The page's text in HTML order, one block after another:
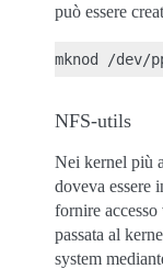
può essere
NFS-utils
Nei kernel più
doveva essere
fornire
passata al
system